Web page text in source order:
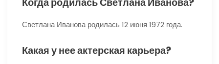
Светлана Иванова родилась 12 июня 1972 года.
Какая у нее актерская карьера?